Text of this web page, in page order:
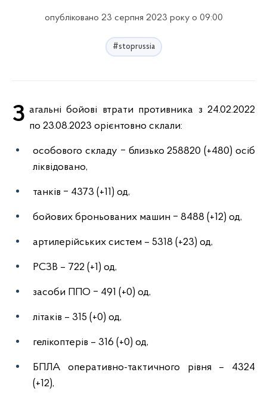
опубліковано 23 серпня 2023 року о 09:00
#stoprussia
Загальні бойові втрати противника з 24.02.2022 по 23.08.2023 орієнтовно склали:
особового складу ‒ близько 258820 (+480) осіб
ліквідовано,
танків ‒ 4373 (+11) од,
бойових броньованих машин ‒ 8488 (+12) од,
артилерійських систем – 5318 (+23) од,
РСЗВ – 722 (+1) од,
засоби ППО ‒ 491 (+0) од,
літаків – 315 (+0) од,
гелікоптерів – 316 (+0) од,
БПЛА оперативно-тактичного рівня – 4324
(+12),